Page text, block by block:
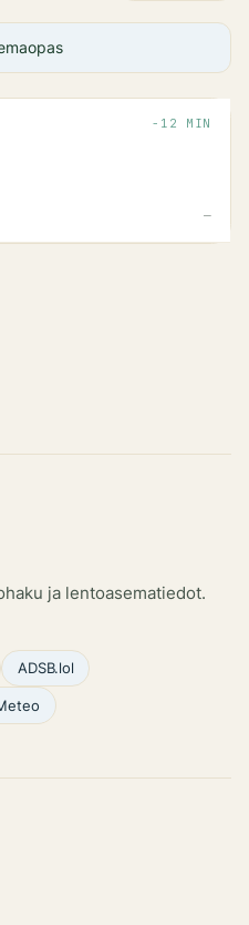
PORTTI
.
—
-12 MIN
ja lentoasematiedot.
ADSB.lol